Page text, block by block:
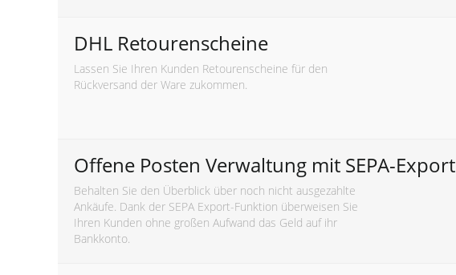
DHL Retourenscheine
Lassen Sie Ihren Kunden Retourenscheine für den
Rückversand der Ware zukommen.
Offene Posten Verwaltung mit SEPA-Export
Behalten Sie den Überblick über noch nicht ausgezahlte
Ankäufe. Dank der SEPA Export-Funktion überweisen Sie
Ihren Kunden ohne großen Aufwand das Geld auf ihr
Bankkonto.